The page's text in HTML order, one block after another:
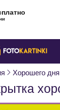
Хорошего дня